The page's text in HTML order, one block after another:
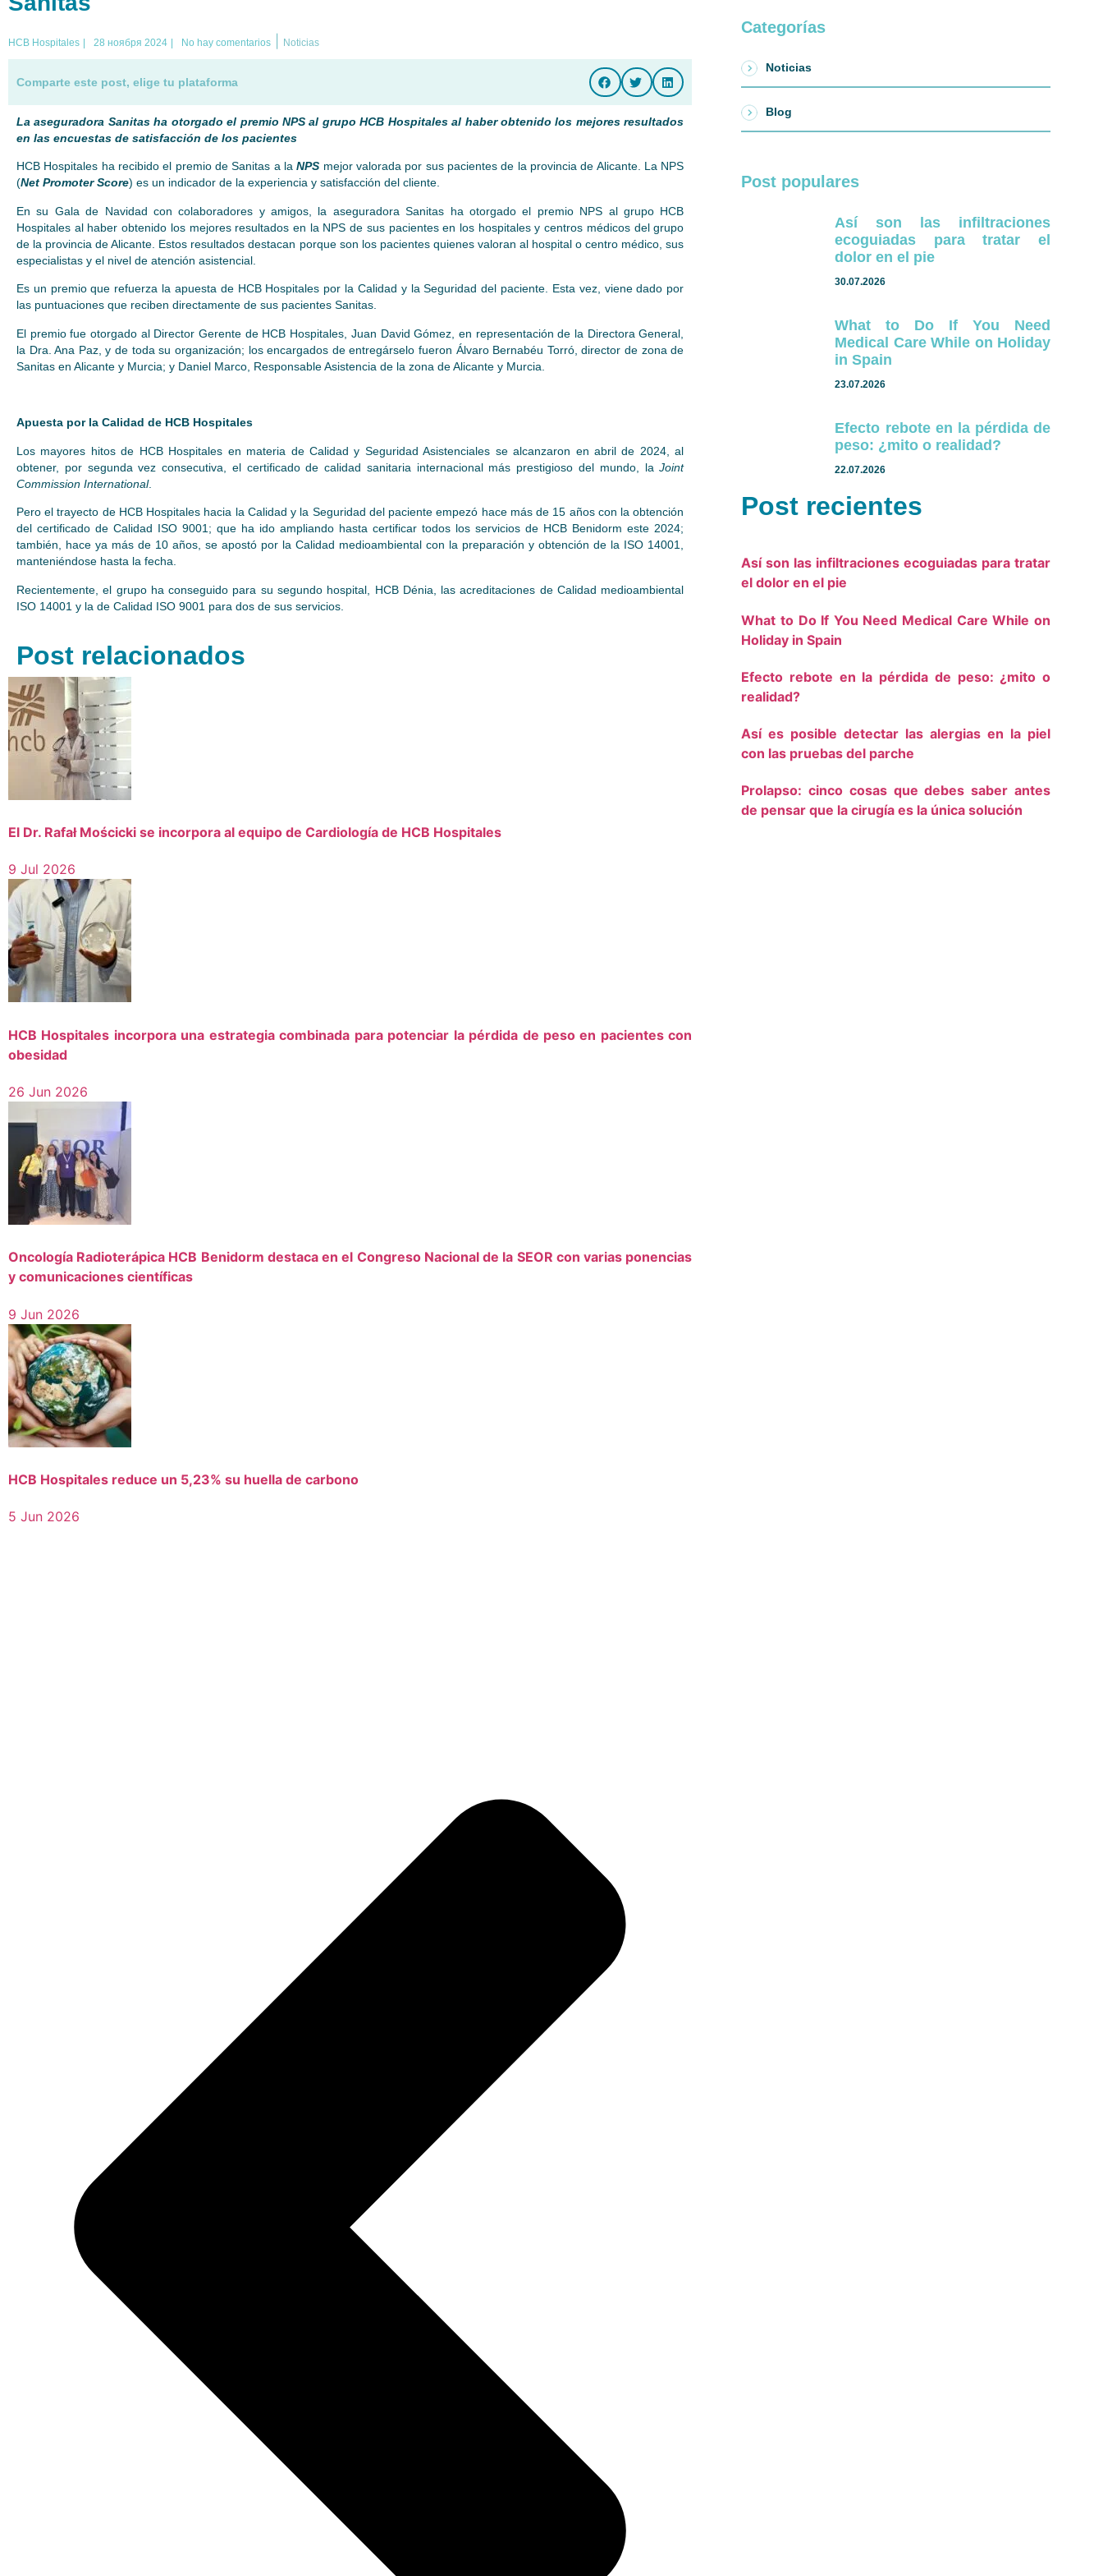
HCB Hospitales 28 ноября 2024 No hay comentarios Noticias
Comparte este post, elige tu plataforma
La aseguradora Sanitas ha otorgado el premio NPS al grupo HCB Hospitales al haber obtenido los mejores resultados
en las encuestas de satisfacción de los pacientes
HCB Hospitales ha recibido el premio de Sanitas a laNPS mejor valorada por sus pacientes de la provincia de Alicante. La NPS
(Net Promoter Score) es un indicador de la experiencia y satisfacción del cliente.
En su Gala de Navidad con colaboradores y amigos, la aseguradora Sanitas ha otorgado el premio NPS al grupo HCB
Hospitales al haber obtenido los mejores resultados en la NPS de sus pacientes en los hospitales y centros médicos del grupo
de la provincia de Alicante. Estos resultados destacan porque son los pacientes quienes valoran al hospital o centro médico, sus
especialistas y el nivel de atención asistencial.
Es un premio que refuerza la apuesta de HCB Hospitales por la Calidad y la Seguridad del paciente. Esta vez, viene dado por
las puntuaciones que reciben directamente de sus pacientes Sanitas.
El premio fue otorgado al Director Gerente de HCB Hospitales, Juan David Gómez, en representación de la Directora General,
la Dra. Ana Paz, y de toda su organización; los encargados de entregárselo fueron Álvaro Bernabéu Torró, director de zona de
Sanitas en Alicante y Murcia; y Daniel Marco, Responsable Asistencia de la zona de Alicante y Murcia.
Apuesta por la Calidad de HCB Hospitales
Los mayores hitos de HCB Hospitales en materia de Calidad y Seguridad Asistenciales se alcanzaron en abril de 2024, al
obtener, por segunda vez consecutiva, el certificado de calidad sanitaria internacional más prestigioso del mundo, laJoint
Commission International.
Pero el trayecto de HCB Hospitales hacia la Calidad y la Seguridad del paciente empezó hace más de 15 años con la obtención
del certificado de Calidad ISO 9001; que ha ido ampliando hasta certificar todos los servicios de HCB Benidorm este 2024;
también, hace ya más de 10 años, se apostó por la Calidad medioambiental con la preparación y obtención de la ISO 14001,
manteniéndose hasta la fecha.
Recientemente, el grupo ha conseguido para su segundo hospital, HCB Dénia, las acreditaciones de Calidad medioambiental
ISO 14001 y la de Calidad ISO 9001 para dos de sus servicios.
Post relacionados
El Dr. Rafał Mościcki se incorpora al equipo de Cardiología de HCB Hospitales
9 Jul 2026
HCB Hospitales incorpora una estrategia combinada para potenciar la pérdida de peso en pacientes con
obesidad
26 Jun 2026
Oncología Radioterápica HCB Benidorm destaca en el Congreso Nacional de la SEOR con varias ponencias
y comunicaciones científicas
9 Jun 2026
HCB Hospitales reduce un 5,23% su huella de carbono
5 Jun 2026
Categorías
Noticias
Blog
Post populares
Así son las infiltraciones
ecoguiadas para tratar el
dolor en el pie
30.07.2026
What to Do If You Need
Medical Care While on Holiday
in Spain
23.07.2026
Efecto rebote en la pérdida de
peso: ¿mito o realidad?
22.07.2026
Post recientes
Así son las infiltraciones ecoguiadas para tratar
el dolor en el pie
What to Do If You Need Medical Care While on
Holiday in Spain
Efecto rebote en la pérdida de peso: ¿mito o
realidad?
Así es posible detectar las alergias en la piel
con las pruebas del parche
Prolapso: cinco cosas que debes saber antes
de pensar que la cirugía es la única solución